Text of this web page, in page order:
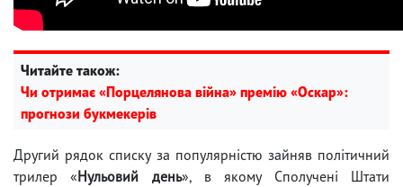
Читайте також:
Чи отримає «Порцелянова війна» премію «Оскар»:
прогнози букмекерів
Другий рядок списку за популярністю зайняв політичний
трилер «Нульовий день», в якому Сполучені Штати